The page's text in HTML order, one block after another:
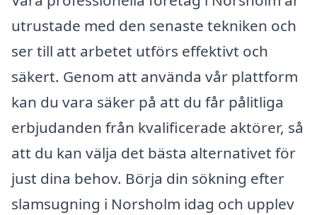
utrustade med den senaste tekniken och
ser till att arbetet utförs effektivt och
säkert. Genom att använda vår plattform
kan du vara säker på att du får pålitliga
erbjudanden från kvalificerade aktörer, så
att du kan välja det bästa alternativet för
just dina behov. Börja din sökning efter
slamsugning i Norsholm idag och upplev